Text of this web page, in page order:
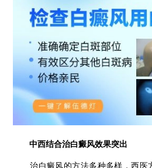
中西结合治白癜风效果突出
治白癜风的方法多种多样，西医